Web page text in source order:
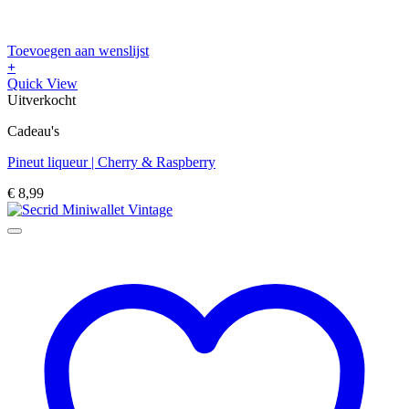
Toevoegen aan wenslijst
+
Quick View
Uitverkocht
Cadeau's
Pineut liqueur | Cherry & Raspberry
€ 8,99